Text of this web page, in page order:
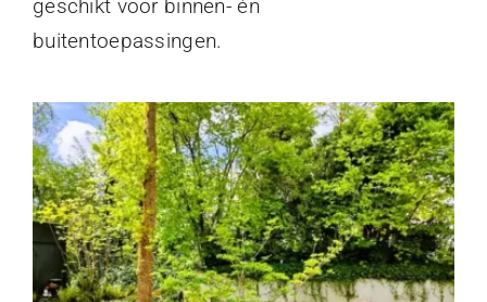
geschikt voor binnen- én
buitentoepassingen.